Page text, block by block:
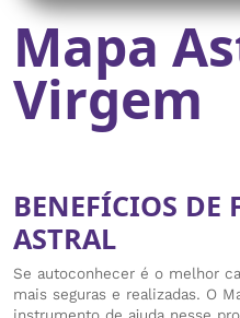
Mapa
Virgem
BENEFÍCIOS DE
ASTRAL
Se autoconhecer é o melhor
mais seguras e realizadas. O